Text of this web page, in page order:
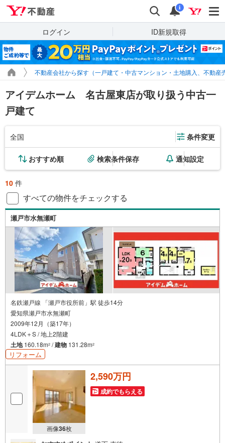
検索 通知
i
ログイン ID新規取得
不動産会社から探す（一戸建て・中古マンション・土地購入、不動産
アイデムホーム 名古屋東店が取り扱う中古一
戸建て
全国 条件変更
おすすめ順 検索条件保存 通知設定
10 件
すべての物件をチェックする
瀬戸市水無瀬町
名鉄瀬戸線 「瀬戸市役所前」駅 徒歩14分
愛知県瀬戸市水無瀬町
2009年12月（築17年）
4LDK＋S / 地上2階建
土地160.18m2 /建物 131.28m2
リフォーム
画像36枚
2,590万円
成約でもらえる